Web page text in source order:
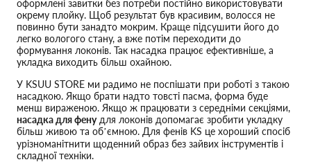
оформлені завитки без потреби постійно використовувати
окрему плойку. Щоб результат був красивим, волосся не
повинно бути занадто мокрим. Краще підсушити його до
легко вологого стану, а вже потім переходити до
формування локонів. Так насадка працює ефективніше, а
укладка виходить більш охайною.
У KSUU STORE ми радимо не поспішати при роботі з такою
насадкою. Якщо брати надто товсті пасма, форма буде
менш вираженою. Якщо ж працювати з середніми секціями,
насадка для фенудля локонів допомагає зробити укладку
більш живою та об’ємною. Для фенів KS це хороший спосіб
урізноманітнити щоденний образ без зайвих інструментів і
складної техніки.